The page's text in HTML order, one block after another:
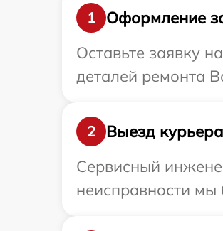
1
Оформление
Оставьте заявку
деталей ремонта
2
Выезд
Сервисный
неисправности мы